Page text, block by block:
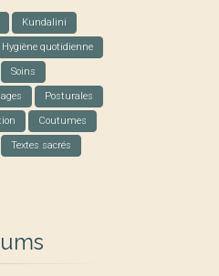
Kundalini
Hygiène quotidienne
Soins
Posturales
Coutumes
Textes sacrés